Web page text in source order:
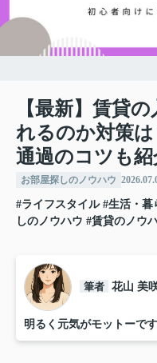
【最新】賃貸
れるのか対策
通過のコツも紹
お部屋探しのノウハウ
#ライフスタイル #生活・暮
しのノウハウ #賃貸のノウ
筆者 花山 美
明るく元気がモットーです